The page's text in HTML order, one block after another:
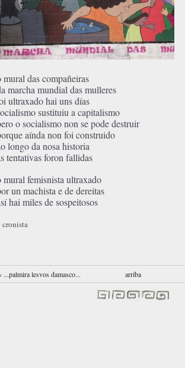
mural das compañeiras
marcha mundial das mulleres
ultraxado hai uns días
sustituiu a capitalismo
o socialismo non se pode destruir
aínda non foi construido
longo da nosa historia
tentativas foron fallidas
mural femisnista ultraxado
un machista e de dereitas
hai miles de sospeitosos
cronista
‹ ...palmira lesvos damasco... arriba